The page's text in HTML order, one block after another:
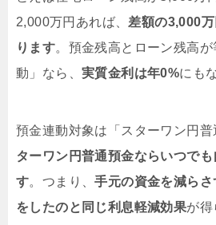
2,000万円あれば、 差額の3,000
ります。預金残高とローン残高
動」なら、 実質金利は年0%にも
預金連動対象は「スターワン円普
ターワン円普通預金ならいつでも
す。つまり、手元の資金を減ら
をしたのと同じ利息軽減効果が得